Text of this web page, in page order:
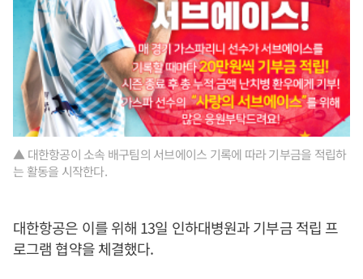
▲ 대한항공이 소속 배구팀의 서브에이스 기록에 따라 기부금을 적립하
는 활동을 시작한다.
대한항공은 이를 위해 13일 인하대병원과 기부금 적립 프
로그램 협약을 체결했다.